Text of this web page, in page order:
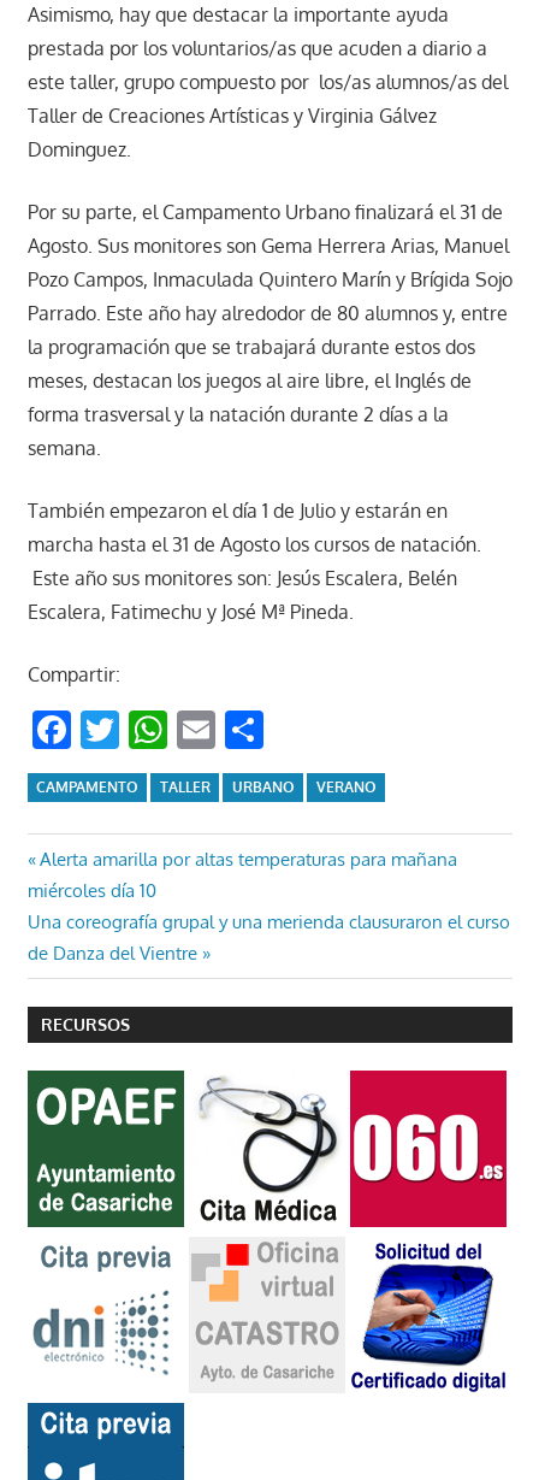
Asimismo, hay que destacar la importante ayuda
prestada por los voluntarios/as que acuden a diario a
este taller, grupo compuesto por los/as alumnos/as del
Taller de Creaciones Artísticas y Virginia Gálvez
Dominguez.
Por su parte, el Campamento Urbano finalizará el 31 de
Agosto. Sus monitores son Gema Herrera Arias, Manuel
Pozo Campos, Inmaculada Quintero Marín y Brígida Sojo
Parrado. Este año hay alredodor de 80 alumnos y, entre
la programación que se trabajará durante estos dos
meses, destacan los juegos al aire libre, el Inglés de
forma trasversal y la natación durante 2 días a la
semana.
También empezaron el día 1 de Julio y estarán en
marcha hasta el 31 de Agosto los cursos de natación.
Este año sus monitores son: Jesús Escalera, Belén
Escalera, Fatimechu y José Mª Pineda.
Compartir:
Facebook
Twitter
WhatsApp
EmailCompartir
CAMPAMENTO TALLER URBANO VERANO
Navegación
de
entradas
Entrada
anterior:
Alerta amarilla por altas temperaturas para mañana
miércoles día 10
Entrada
siguiente:
Una coreografía grupal y una merienda clausuraron el curso
de Danza del Vientre
RECURSOS